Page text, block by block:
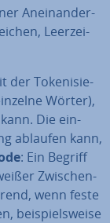
An­ein­an­der­
Leer­zei­
der To­ke­ni­sie­
Wörter),
Die ein­
ablaufen kann,
: Ein Begriff
Zwi­schen­
wenn feste
bei­spiels­wei­se